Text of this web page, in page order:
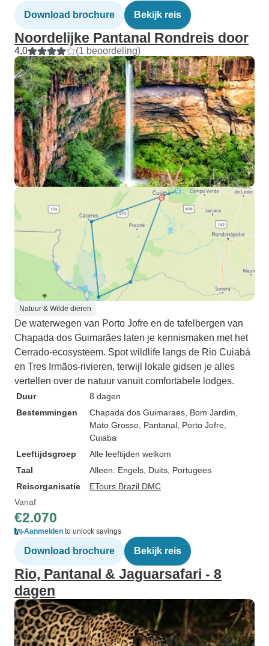
Download brochure Bekijk reis
Noordelijke Pantanal Rondreis door
4,0 (1 beoordeling)
Natuur & Wilde dieren
De waterwegen van Porto Jofre en de tafelbergen van
Chapada dos Guimarães laten je kennismaken met het
Cerrado-ecosysteem. Spot wildlife langs de Rio Cuiabá
en Tres Irmãos-rivieren, terwijl lokale gidsen je alles
vertellen over de natuur vanuit comfortabele lodges.
Duur
8 dagen
Bestemmingen
Chapada dos Guimaraes , Bom Jardim,
Mato Grosso , Pantanal , Porto Jofre
Cuiaba
Leeftijdsgroep
Alle leeftijden welkom
Taal
Alleen: Engels, Duits, Portugees
Reisorganisatie
ETours Brazil DMC
Vanaf
€2.070
Aanmelden to unlock savings
Download brochure Bekijk reis
Rio, Pantanal & Jaguarsafari - 8
dagen